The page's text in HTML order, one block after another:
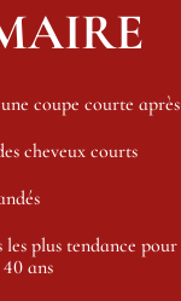
coupe courte après
cheveux courts
les plus tendance pour
ans